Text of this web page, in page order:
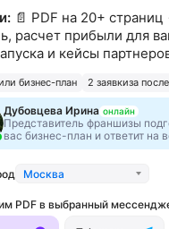
200 000 - 500
и мы ответим на
📄 PDF на 20+
расчет прибыли для
и кейсы
бизнес-план 2 заявкиза
Дубовцева Ирина онлайн
Представитель франшизы
вас бизнес-план и ответит на
Москва
PDF в выбранный